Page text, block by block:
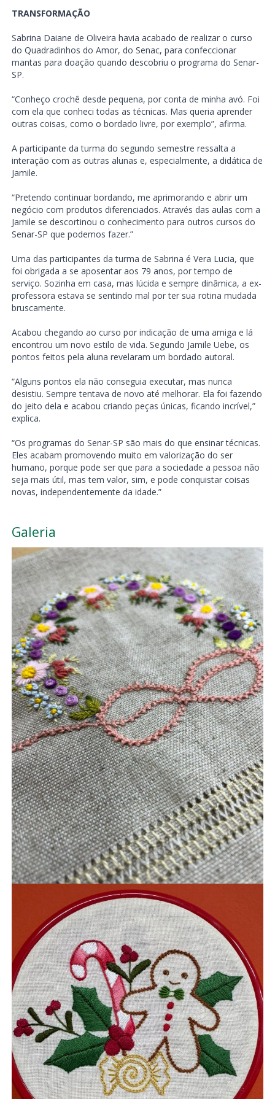
TRANSFORMAÇÃO
Sabrina Daiane de Oliveira havia acabado de realizar o curso
do Quadradinhos do Amor, do Senac, para confeccionar
mantas para doação quando descobriu o programa do Senar-
SP.
“Conheço crochê desde pequena, por conta de minha avó. Foi
com ela que conheci todas as técnicas. Mas queria aprender
outras coisas, como o bordado livre, por exemplo”, afirma.
A participante da turma do segundo semestre ressalta a
interação com as outras alunas e, especialmente, a didática de
Jamile.
“Pretendo continuar bordando, me aprimorando e abrir um
negócio com produtos diferenciados. Através das aulas com a
Jamile se descortinou o conhecimento para outros cursos do
Senar-SP que podemos fazer.”
Uma das participantes da turma de Sabrina é Vera Lucia, que
foi obrigada a se aposentar aos 79 anos, por tempo de
serviço. Sozinha em casa, mas lúcida e sempre dinâmica, a ex-
professora estava se sentindo mal por ter sua rotina mudada
bruscamente.
Acabou chegando ao curso por indicação de uma amiga e lá
encontrou um novo estilo de vida. Segundo Jamile Uebe, os
pontos feitos pela aluna revelaram um bordado autoral.
“Alguns pontos ela não conseguia executar, mas nunca
desistiu. Sempre tentava de novo até melhorar. Ela foi fazendo
do jeito dela e acabou criando peças únicas, ficando incrível,”
explica.
“Os programas do Senar-SP são mais do que ensinar técnicas.
Eles acabam promovendo muito em valorização do ser
humano, porque pode ser que para a sociedade a pessoa não
seja mais útil, mas tem valor, sim, e pode conquistar coisas
novas, independentemente da idade.”
Galeria